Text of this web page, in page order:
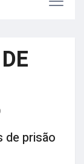
de prisão